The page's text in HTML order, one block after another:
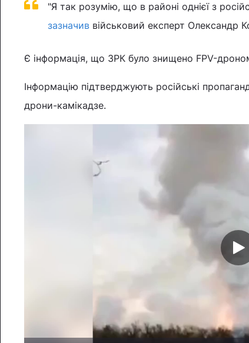
"Я так розумію, що в районі однієї з
зазначив військовий експерт Олександр
Є інформація, що ЗРК було знищено FPV-
Інформацію підтверджують російські
дрони-камікадзе.